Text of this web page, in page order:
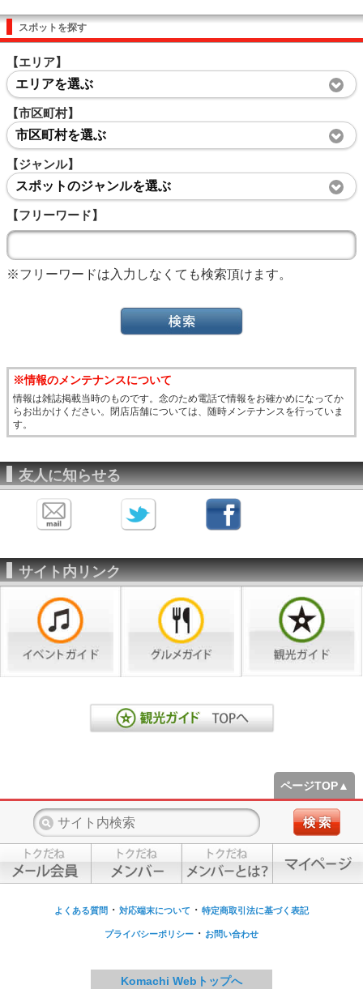
スポットを探す
【エリア】
エリアを選ぶ
【市区町村】
市区町村を選ぶ
【ジャンル】
スポットのジャンルを選ぶ
【フリーワード】
※フリーワードは入力しなくても検索頂けます。
※情報のメンテナンスについて
情報は雑誌掲載当時のものです。念のため電話で情報をお確かめになってか
らお出かけください。閉店店舗については、随時メンテナンスを行っていま
す。
友人に知らせる
サイト内リンク
ページTOP▲
よくある質問 ・ 対応端末について ・ 特定商取引法に基づく表記
プライバシーポリシー ・ お問い合わせ
Komachi Webトップへ